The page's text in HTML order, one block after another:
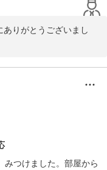
テル
りがとうございまし
ございますが、清掃や
スタッフ一同安堵いた
みいただけたようで、
ていただけておりまし
みつけました。部屋から